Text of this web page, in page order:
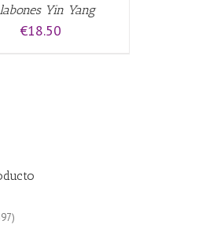
Yin Yang
€18.50